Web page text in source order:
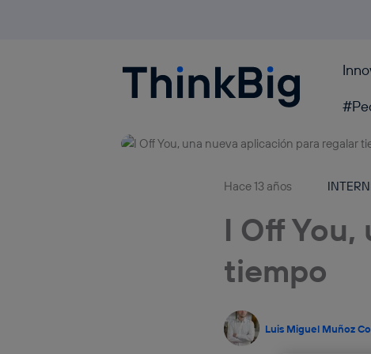
Blogthinkbig.com
Hace 13 años
I Off
tiempo
Luis Miguel Muñoz